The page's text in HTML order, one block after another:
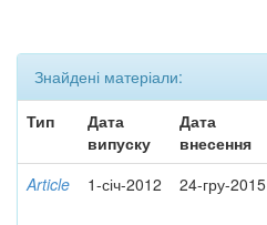
Знайдені матеріали:
Тип
Дата
випуску
Дата
внесення
Article 1-січ-2012 24-гру-2015